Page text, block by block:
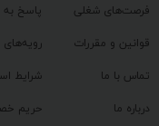
پاسخ
رویه‌های
شرایط
حریم
فرصت‌های شغلی
قوانین و مقررات
تماس با ما
درباره ما